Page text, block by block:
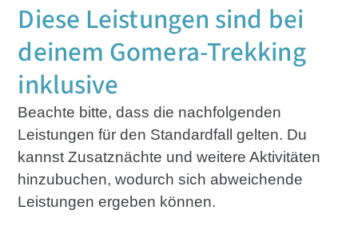
Diese Leistungen sind bei
deinem Gomera-Trekking
inklusive
Beachte bitte, dass die nachfolgenden
Leistungen für den Standardfall gelten. Du
kannst Zusatznächte und weitere Aktivitäten
hinzubuchen, wodurch sich abweichende
Leistungen ergeben können.